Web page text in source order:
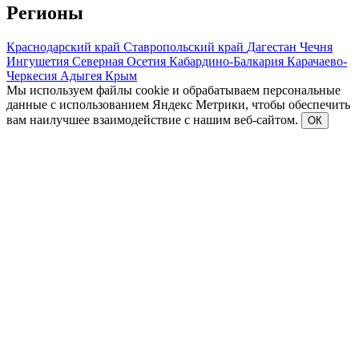
Регионы
Краснодарский край Ставропольский край Дагестан Чечня
Ингушетия Северная Осетия Кабардино-Балкария Карачаево-
Черкесия Адыгея Крым
Мы используем файлы cookie и обрабатываем персональные
данные с использованием Яндекс Метрики, чтобы обеспечить
вам наилучшее взаимодействие с нашим веб-сайтом.
ОК